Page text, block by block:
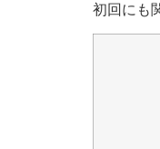
初回にも